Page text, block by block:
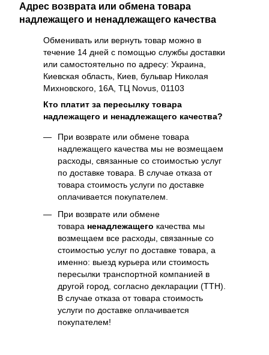
Адрес возврата или обмена товара
надлежащего и ненадлежащего качества
Обменивать или вернуть товар можно в
течение 14 дней с помощью службы доставки
или самостоятельно по адресу: Украина,
Киевская область, Киев, бульвар Николая
Михновского, 16А, ТЦ Novus, 01103
Кто платит за пересылку товара
надлежащего и ненадлежащего качества?
При возврате или обмене товара
надлежащего качества мы не возмещаем
расходы, связанные со стоимостью услуг
по доставке товара. В случае отказа от
товара стоимость услуги по доставке
оплачивается покупателем.
При возврате или обмене
товара ненадлежащего качества мы
возмещаем все расходы, связанные со
стоимостью услуг по доставке товара, а
именно: выезд курьера или стоимость
пересылки транспортной компанией в
другой город, согласно декларации (ТТН).
В случае отказа от товара стоимость
услуги по доставке оплачивается
покупателем!